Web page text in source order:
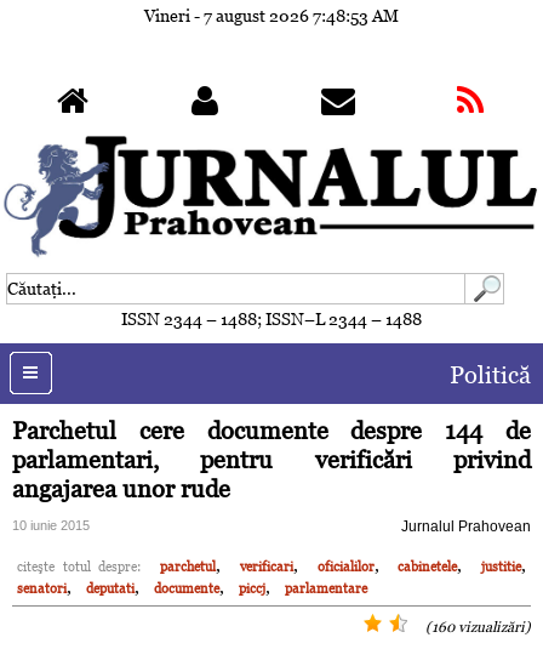
Vineri - 7 august 20267:48:56 AM
ISSN 2344 – 1488; ISSN–L 2344 – 1488
Politică
Parchetul cere documente despre 144 de
parlamentari, pentru verificări privind
angajarea unor rude
10 iunie 2015 Jurnalul Prahovean
citeşte totul despre: parchetul, verificari, oficialilor, cabinetele, justitie,
senatori, deputati, documente, piccj, parlamentare
(160 vizualizări)